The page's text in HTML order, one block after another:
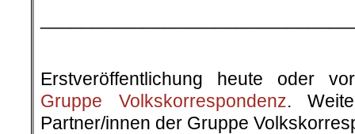
Erstveröffentlichung heute oder
Gruppe Volkskorrespondenz.
Partner/innen der Gruppe